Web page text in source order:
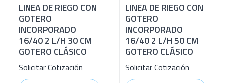
LINEA DE RIEGO CON
GOTERO
INCORPORADO
16/40 2 L/H 30 CM
GOTERO CLÁSICO
Solicitar Cotización
LINEA DE RIEGO CON
GOTERO
INCORPORADO
16/40 2 L/H 50 CM
GOTERO CLÁSICO
Solicitar Cotización